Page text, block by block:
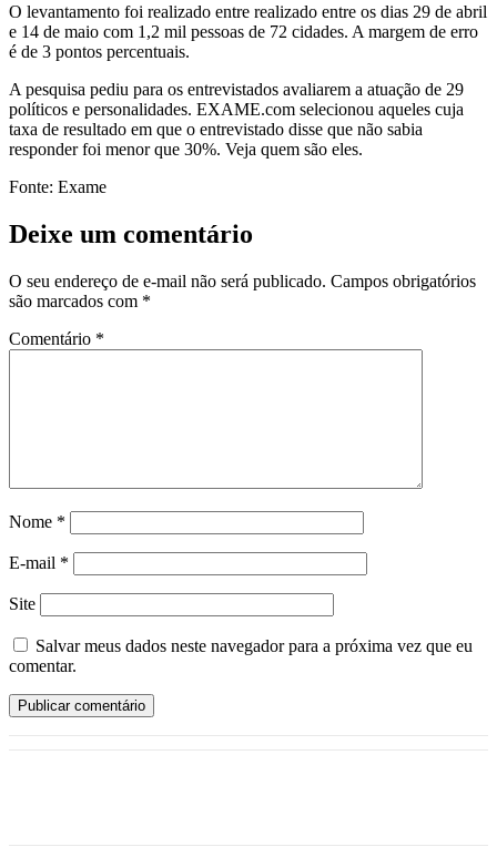
O levantamento foi realizado entre realizado entre os dias 29 de abril
e 14 de maio com 1,2 mil pessoas de 72 cidades. A margem de erro
é de 3 pontos percentuais.
A pesquisa pediu para os entrevistados avaliarem a atuação de 29
políticos e personalidades. EXAME.com selecionou aqueles cuja
taxa de resultado em que o entrevistado disse que não sabia
responder foi menor que 30%. Veja quem são eles.
Fonte: Exame
Deixe um comentário
O seu endereço de e-mail não será publicado. Campos obrigatórios
são marcados com *
Comentário *
Nome *
E-mail *
Site
Salvar meus dados neste navegador para a próxima vez que eu
comentar.